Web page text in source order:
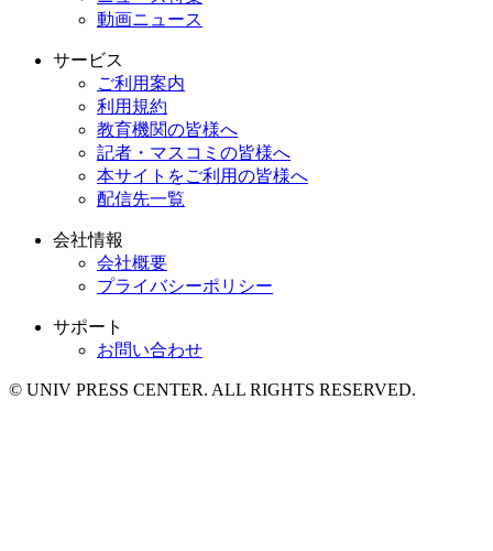
動画ニュース
サービス
ご利用案内
利用規約
教育機関の皆様へ
記者・マスコミの皆様へ
本サイトをご利用の皆様へ
配信先一覧
会社情報
会社概要
プライバシーポリシー
サポート
お問い合わせ
© UNIV PRESS CENTER. ALL RIGHTS RESERVED.